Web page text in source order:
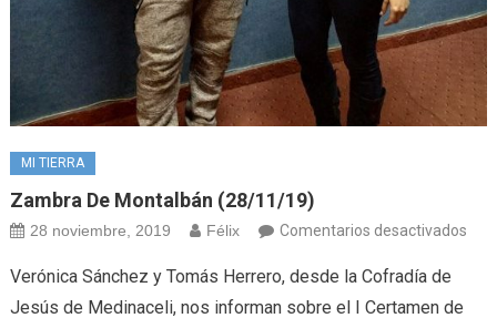
MI TIERRA
Zambra De Montalbán (28/11/19)
28 noviembre, 2019 Félix Comentarios desactivadosen
Verónica Sánchez y Tomás Herrero, desde la Cofradía de
Jesús de Medinaceli, nos informan sobre el I Certamen de